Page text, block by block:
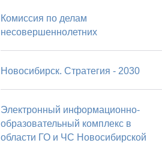
Комиссия по делам
несовершеннолетних
Новосибирск. Стратегия - 2030
Электронный информационно-
образовательный комплекс в
области ГО и ЧС Новосибирской